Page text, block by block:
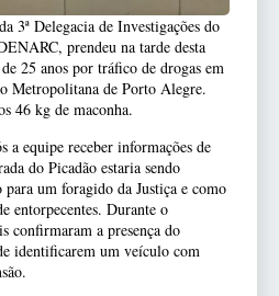
3ª Delegacia de Investigações do
prendeu na tarde desta
25 anos por tráfico de drogas em
Metropolitana de Porto Alegre.
46 kg de maconha.
a equipe receber informações de
do Picadão estaria sendo
um foragido da Justiça e como
entorpecentes. Durante o
confirmaram a presença do
identificarem um veículo com